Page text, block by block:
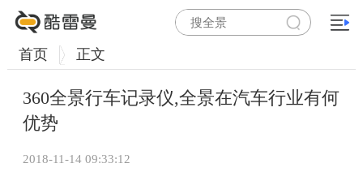
首页 正文
360全景行车记录仪,全景在汽车行业有何
优势
2018-11-14 09:33:12